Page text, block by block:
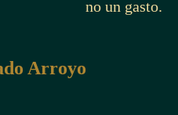
no un gasto.
Arroyo